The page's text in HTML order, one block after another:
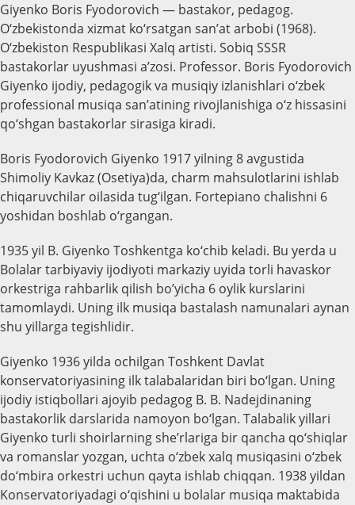
Giyenko Boris Fyodorovich — bastakor, pedagog.
O‘zbekistonda xizmat ko‘rsatgan san’at arbobi (1968).
O‘zbekiston Respublikasi Xalq artisti. Sobiq SSSR
bastakorlar uyushmasi a’zosi. Professor. Boris Fyodorovich
Giyenko ijodiy, pedagogik va musiqiy izlanishlari o‘zbek
professional musiqa san’atining rivojlanishiga o‘z hissasini
qo‘shgan bastakorlar sirasiga kiradi.
Boris Fyodorovich Giyenko 1917 yilning 8 avgustida
Shimoliy Kavkaz (Osetiya)da, charm mahsulotlarini ishlab
chiqaruvchilar oilasida tug‘ilgan. Fortepiano chalishni 6
yoshidan boshlab o‘rgangan.
1935 yil B. Giyenko Toshkentga ko‘chib keladi. Bu yerda u
Bolalar tarbiyaviy ijodiyoti markaziy uyida torli havaskor
orkestriga rahbarlik qilish bo’yicha 6 oylik kurslarini
tamomlaydi. Uning ilk musiqa bastalash namunalari aynan
shu yillarga tegishlidir.
Giyenko 1936 yilda ochilgan Toshkent Davlat
konservatoriyasining ilk talabalaridan biri bo‘lgan. Uning
ijodiy istiqbollari ajoyib pedagog B. B. Nadejdinaning
bastakorlik darslarida namoyon bo‘lgan. Talabalik yillari
Giyenko turli shoirlarning she’rlariga bir qancha qo‘shiqlar
va romanslar yozgan, uchta o‘zbek xalq musiqasini o‘zbek
do‘mbira orkestri uchun qayta ishlab chiqqan. 1938 yildan
Konservatoriyadagi o‘qishini u bolalar musiqa maktabida